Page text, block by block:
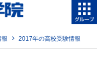
報 2017年の高校受験情報